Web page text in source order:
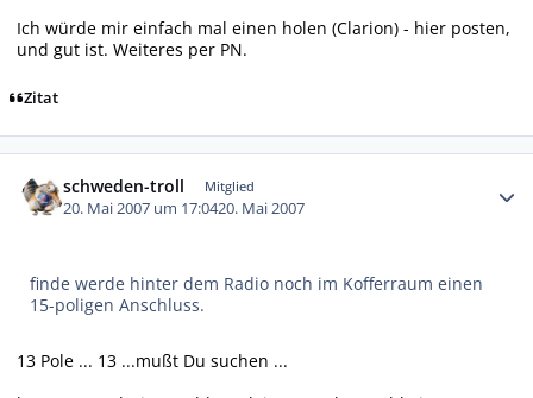
Ich würde mir einfach mal einen holen (Clarion) - hier posten,
und gut ist. Weiteres per PN.
Zitat
schweden-troll Mitglied
20. Mai 2007 um 17:0420. Mai 2007
finde werde hinter dem Radio noch im Kofferraum einen
15-poligen Anschluss.
13 Pole ... 13 ...mußt Du suchen ...